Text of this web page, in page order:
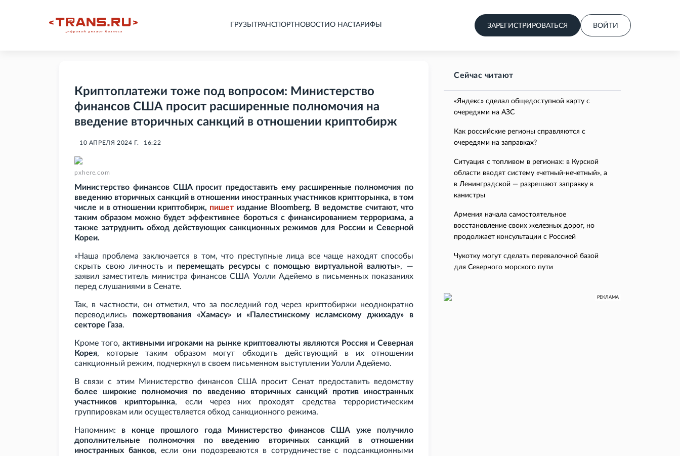
ГРУЗЫ ТРАНСПОРТНОВОСТИ О НАСТАРИФЫ ЗАРЕГИСТРИРОВАТЬСЯ ВОЙТИ
Криптоплатежи тоже под вопросом: Министерство
финансов США просит расширенные полномочия на
введение вторичных санкций в отношении криптобирж
10 АПРЕЛЯ 2024 Г. 16:22
pxhere.com
Министерство финансов США просит предоставить ему расширенные полномочия по
введению вторичных санкций в отношении иностранных участников крипторынка, в том
числе и в отношении криптобирж, пишет издание Bloomberg. В ведомстве считают, что
таким образом можно будет эффективнее бороться с финансированием терроризма, а
также затруднить обход действующих санкционных режимов для России и Северной
Кореи.
«Наша проблема заключается в том, что преступные лица все чаще находят способы
скрыть свою личность и перемещать ресурсы с помощью виртуальной валюты», —
заявил заместитель министра финансов США Уолли Адейемо в письменных показаниях
перед слушаниями в Сенате.
Так, в частности, он отметил, что за последний год через криптобиржи неоднократно
переводились пожертвования «Хамасу» и «Палестинскому исламскому джихаду» в
секторе Газа.
Кроме того,активными игроками на рынке криптовалюты являются Россия и Северная
Корея, которые таким образом могут обходить действующий в их отношении
санкционный режим, подчеркнул в своем письменном выступлении Уолли Адейемо.
В связи с этим Министерство финансов США просит Сенат предоставить ведомству
более широкие полномочия по введению вторичных санкций против иностранных
участников крипторынка, если через них проходят средства террористическим
группировкам или осуществляется обход санкционного режима.
Напомним: в конце прошлого года Министерство финансов США уже получило
дополнительные полномочия по введению вторичных санкций в отношении
иностранных банков, если они подозреваются в сотрудничестве с подсанкционными
Сейчас читают
«Яндекс» сделал общедоступной карту с
очередями на АЗС
Как российские регионы справляются с
очередями на заправках?
Ситуация с топливом в регионах: в Курской
области вводят систему «четный-нечетный», а
в Ленинградской — разрешают заправку в
канистры
Армения начала самостоятельное
восстановление своих железных дорог, но
продолжает консультации с Россией
Чукотку могут сделать перевалочной базой
для Северного морского пути
РЕКЛАМА